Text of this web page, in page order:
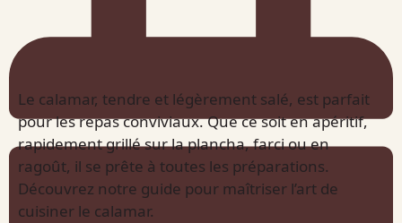
Le calamar, tendre et légèrement salé, est parfait
pour les repas conviviaux. Que ce soit en apéritif,
rapidement grillé sur la plancha, farci ou en
ragoût, il se prête à toutes les préparations.
Découvrez notre guide pour maîtriser l’art de
cuisiner le calamar.